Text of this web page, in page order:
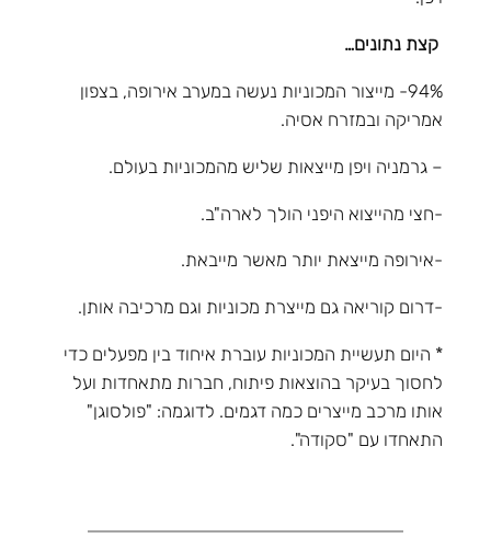
קצת נתונים…
94%- מייצור המכוניות נעשה במערב אירופה, בצפון
אמריקה ובמזרח אסיה.
– גרמניה ויפן מייצאות שליש מהמכוניות בעולם.
-חצי מהייצוא היפני הולך לארה"ב.
-אירופה מייצאת יותר מאשר מייבאת.
-דרום קוריאה גם מייצרת מכוניות וגם מרכיבה אותן.
* היום תעשיית המכוניות עוברת איחוד בין מפעלים כדי
לחסוך בעיקר בהוצאות פיתוח, חברות מתאחדות ועל
אותו מרכב מייצרים כמה דגמים. לדוגמה: "פולסוגן"
התאחדו עם "סקודה".